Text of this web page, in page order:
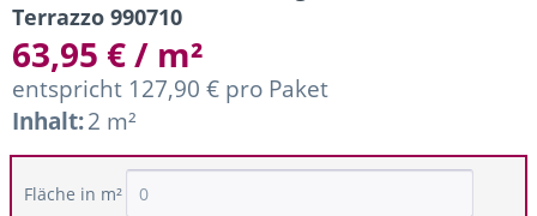
Terrazzo 990710
63,95 € / m²
entspricht 127,90 € pro Paket
Inhalt:2 m²
Fläche in m²